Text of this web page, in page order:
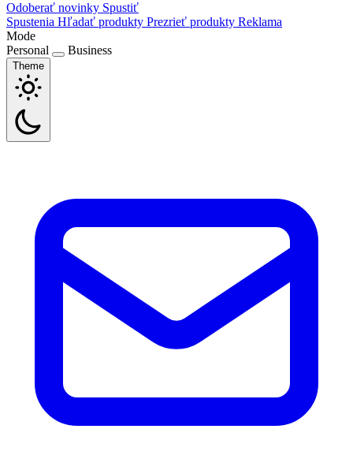
Odoberať novinky Spustiť
Spustenia Hľadať produkty Prezrieť produkty Reklama
Mode
Personal
Business
Theme